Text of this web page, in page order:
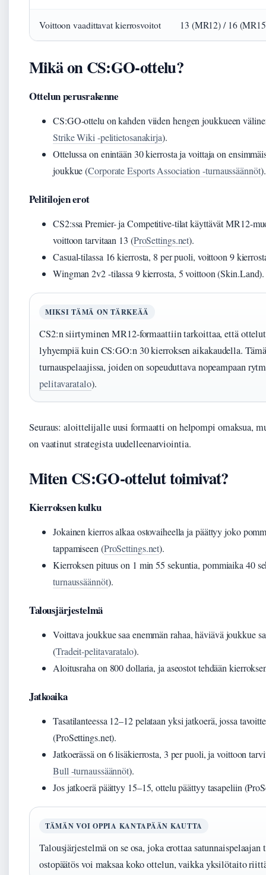
Voittoon vaadittavat kierrosvoitot 13 (MR12) / 16
Mikä on CS:GO-ottelu?
Ottelun perusrakenne
CS:GO-ottelu on kahden viiden hengen joukkueen
Strike Wiki -pelitietosanakirja).
Ottelussa on enintään 30 kierrosta ja voittaja on
joukkue (Corporate Esports Association -turnaussäännöt).
Pelitilojen erot
CS2:ssa Premier- ja Competitive-tilat käyttävät MR12-
voittoon tarvitaan 13 (ProSettings.net).
Casual-tilassa 16 kierrosta, 8 per puoli, voittoon 9
Wingman 2v2 -tilassa 9 kierrosta, 5 voittoon (Skin.Land).
MIKSI TÄMÄ ON TÄRKEÄÄ
CS2:n siirtyminen MR12-formaattiin tarkoittaa, että
lyhyempiä kuin CS:GO:n 30 kierroksen aikakaudella.
turnauspelaajissa, joiden on sopeuduttava nopeampaan
pelitavaratalo).
Seuraus: aloittelijalle uusi formaatti on helpompi omaksua,
on vaatinut strategista uudelleenarviointia.
Miten CS:GO-ottelut toimivat?
Kierroksen kulku
Jokainen kierros alkaa ostovaiheella ja päättyy joko
tappamiseen (ProSettings.net).
Kierroksen pituus on 1 min 55 sekuntia, pommiaika 40
turnaussäännöt).
Talousjärjestelmä
Voittava joukkue saa enemmän rahaa, häviävä joukkue
(Tradeit-pelitavaratalo).
Aloitusraha on 800 dollaria, ja aseostot tehdään
Jatkoaika
Tasatilanteessa 12–12 pelataan yksi jatkoerä, jossa
(ProSettings.net).
Jatkoerässä on 6 lisäkierrosta, 3 per puoli, ja voittoon
Bull -turnaussäännöt).
Jos jatkoerä päättyy 15–15, ottelu päättyy tasapeliin
TÄMÄN VOI OPPIA KANTAPÄÄN KAUTTA
Talousjärjestelmä on se osa, joka erottaa satunnaispelaajan
ostopäätös voi maksaa koko ottelun, vaikka yksilötaito